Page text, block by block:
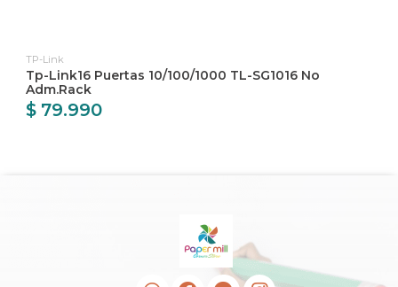
TP-Link
Tp-Link16 Puertas 10/100/1000 TL-SG1016 No
Adm.Rack
$ 79.990